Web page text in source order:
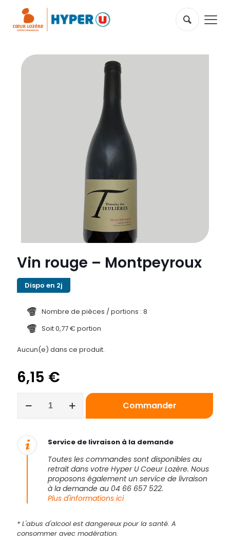
Vin rouge – Montpeyroux
Dispo en 2j
Nombre de pièces / portions : 8
Soit 0,77 € portion
Aucun(e) dans ce produit.
6,15 €
Montpeyroux
Commander
Service de livraison à la demande
Toutes les commandes sont disponibles au
retrait dans votre Hyper U Coeur Lozère. Nous
proposons également un service de livraison
à la demande au 04 66 657 522.
Plus d'informations ici
* L'abus d'alcool est dangereux pour la santé. A
consommer avec modération.